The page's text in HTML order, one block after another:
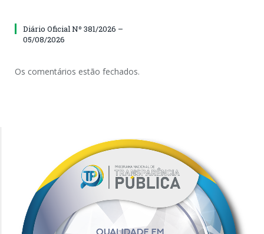
Diário Oficial Nº 381/2026 –
05/08/2026
Os comentários estão fechados.